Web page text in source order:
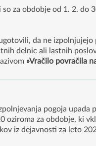
za obdobje od 1. 2. do
da ne
delnic ali lastnih
»Vračilo povračila
pogoja
oziroma za obdobje, ki
iz dejavnosti za leto